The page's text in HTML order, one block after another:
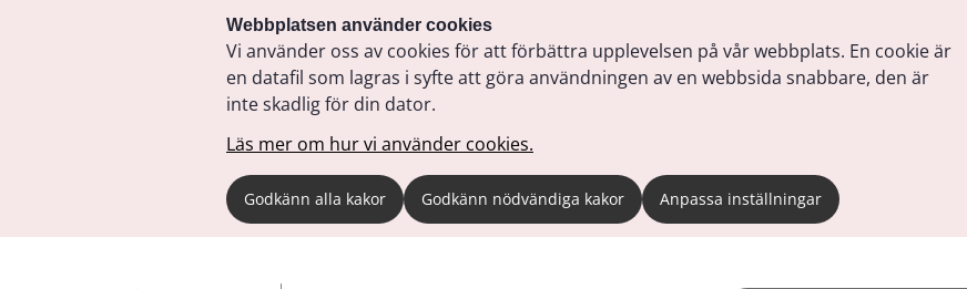
Webbplatsen använder cookies
Vi använder oss av cookies för att förbättra upplevelsen på vår webbplats. En cookie är
en datafil som lagras i syfte att göra användningen av en webbsida snabbare, den är
inte skadlig för din dator.
Läs mer om hur vi använder cookies.
Godkänn alla kakor Godkänn nödvändiga kakor Anpassa inställningar